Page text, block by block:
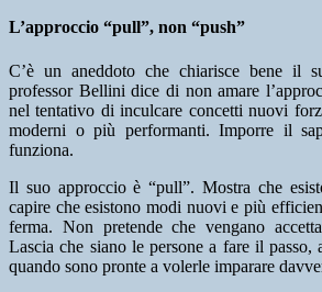
L’approccio “pull”, non “push”
C’è un aneddoto che chiarisce bene il
professor Bellini dice di non amare
nel tentativo di inculcare concetti nuovi
moderni o più performanti. Imporre il
funziona.
Il suo approccio è “pull”. Mostra che
capire che esistono modi nuovi e più
ferma. Non pretende che vengano
Lascia che siano le persone a fare il passo,
quando sono pronte a volerle imparare